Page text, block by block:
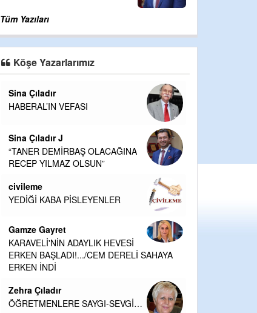
Tüm Yazıları
Köşe Yazarlarımız
Sina Çıladır
HABERAL’IN VEFASI
Sina Çıladır J
“TANER DEMİRBAŞ OLACAĞINA
RECEP YILMAZ OLSUN”
civileme
YEDİĞİ KABA PİSLEYENLER
Gamze Gayret
KARAVELİ'NİN ADAYLIK HEVESİ
ERKEN BAŞLADI!.../CEM DERELİ SAHAYA
ERKEN İNDİ
Zehra Çıladır
ÖĞRETMENLERE SAYGI-SEVGİ…